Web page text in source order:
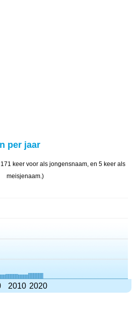
per jaar
keer voor als jongensnaam, en 5 keer als
meisjenaam.)
2010 2020